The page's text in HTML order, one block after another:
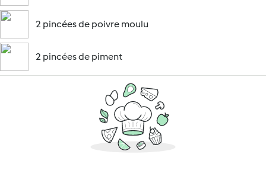
2 pincées de poivre moulu
2 pincées de piment